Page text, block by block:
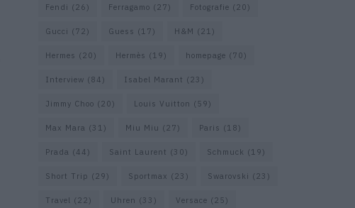
Fendi (26) Ferragamo (27) Fotografie (20)
Gucci (72) Guess (17) H&M (21)
Hermes (20) Hermès (19) homepage (70)
Interview (84) Isabel Marant (23)
Jimmy Choo (20) Louis Vuitton (59)
Max Mara (31) Miu Miu (27) Paris (18)
Prada (44) Saint Laurent (30) Schmuck (19)
Short Trip (29) Sportmax (23) Swarovski (23)
Travel (22) Uhren (33) Versace (25)